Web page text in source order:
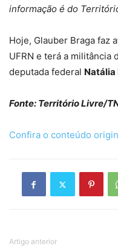
informação é do
Hoje, Glauber Braga faz
UFRN e terá a militância
deputada federal Natália
Fonte: Território Livre/
Confira o conteúdo
Artigo anterior